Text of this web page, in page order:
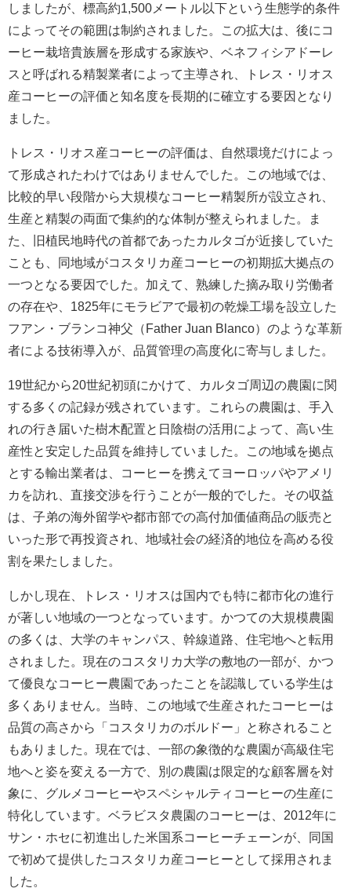
しましたが、標高約1,500メートル以下という生態学的条件
によってその範囲は制約されました。この拡大は、後にコ
ーヒー栽培貴族層を形成する家族や、ベネフィシアドーレ
スと呼ばれる精製業者によって主導され、トレス・リオス
産コーヒーの評価と知名度を長期的に確立する要因となり
ました。
トレス・リオス産コーヒーの評価は、自然環境だけによっ
て形成されたわけではありませんでした。この地域では、
比較的早い段階から大規模なコーヒー精製所が設立され、
生産と精製の両面で集約的な体制が整えられました。ま
た、旧植民地時代の首都であったカルタゴが近接していた
ことも、同地域がコスタリカ産コーヒーの初期拡大拠点の
一つとなる要因でした。加えて、熟練した摘み取り労働者
の存在や、1825年にモラビアで最初の乾燥工場を設立した
フアン・ブランコ神父（Father Juan Blanco）のような革新
者による技術導入が、品質管理の高度化に寄与しました。
19世紀から20世紀初頭にかけて、カルタゴ周辺の農園に関
する多くの記録が残されています。これらの農園は、手入
れの行き届いた樹木配置と日陰樹の活用によって、高い生
産性と安定した品質を維持していました。この地域を拠点
とする輸出業者は、コーヒーを携えてヨーロッパやアメリ
カを訪れ、直接交渉を行うことが一般的でした。その収益
は、子弟の海外留学や都市部での高付加価値商品の販売と
いった形で再投資され、地域社会の経済的地位を高める役
割を果たしました。
しかし現在、トレス・リオスは国内でも特に都市化の進行
が著しい地域の一つとなっています。かつての大規模農園
の多くは、大学のキャンパス、幹線道路、住宅地へと転用
されました。現在のコスタリカ大学の敷地の一部が、かつ
て優良なコーヒー農園であったことを認識している学生は
多くありません。当時、この地域で生産されたコーヒーは
品質の高さから「コスタリカのボルドー」と称されること
もありました。現在では、一部の象徴的な農園が高級住宅
地へと姿を変える一方で、別の農園は限定的な顧客層を対
象に、グルメコーヒーやスペシャルティコーヒーの生産に
特化しています。ベラビスタ農園のコーヒーは、2012年に
サン・ホセに初進出した米国系コーヒーチェーンが、同国
で初めて提供したコスタリカ産コーヒーとして採用されま
した。